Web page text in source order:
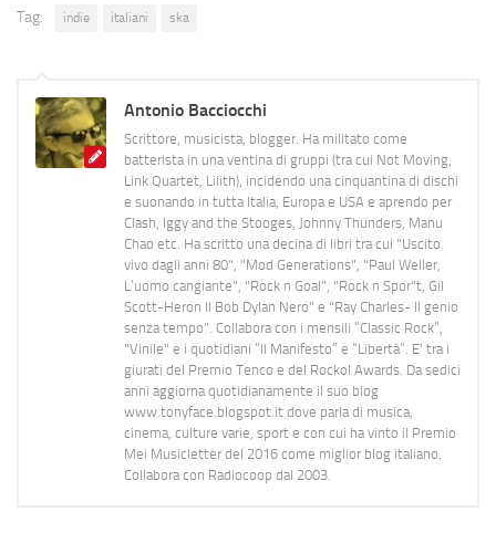
Tag: indie italiani ska
Antonio Bacciocchi
Scrittore, musicista, blogger. Ha militato come
batterista in una ventina di gruppi (tra cui Not Moving,
Link Quartet, Lilith), incidendo una cinquantina di dischi
e suonando in tutta Italia, Europa e USA e aprendo per
Clash, Iggy and the Stooges, Johnny Thunders, Manu
Chao etc. Ha scritto una decina di libri tra cui "Uscito
vivo dagli anni 80", "Mod Generations", "Paul Weller,
L’uomo cangiante", "Rock n Goal", "Rock n Spor"t, Gil
Scott-Heron Il Bob Dylan Nero" e "Ray Charles- Il genio
senza tempo". Collabora con i mensili “Classic Rock”,
"Vinile" e i quotidiani “Il Manifesto” e “Libertà”. E' tra i
giurati del Premio Tenco e del Rockol Awards. Da sedici
anni aggiorna quotidianamente il suo blog
www.tonyface.blogspot.it dove parla di musica,
cinema, culture varie, sport e con cui ha vinto il Premio
Mei Musicletter del 2016 come miglior blog italiano.
Collabora con Radiocoop dal 2003.